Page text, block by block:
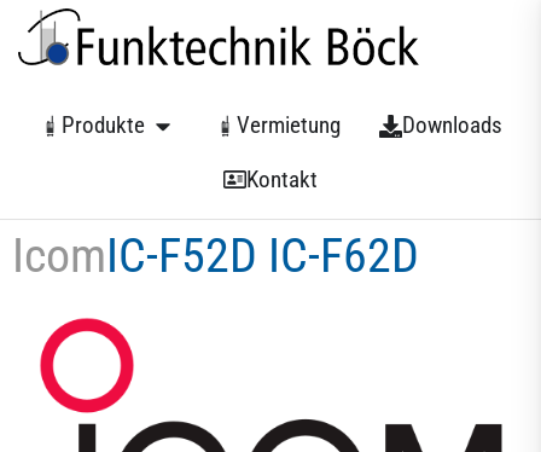
Produkte Vermietung
Downloads
Kontakt
IcomIC-F52D IC-F62D